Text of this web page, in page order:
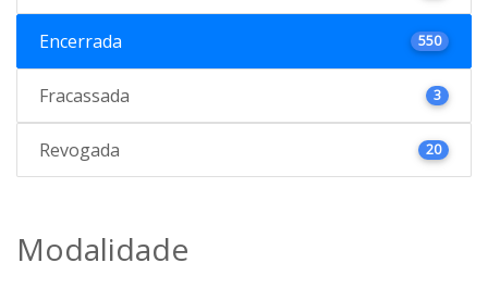
Encerrada 550
Fracassada 3
Revogada 20
Modalidade